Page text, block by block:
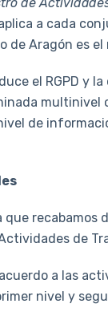
a cada
Aragón es
el RGPD y
de
de
a las
nivel y